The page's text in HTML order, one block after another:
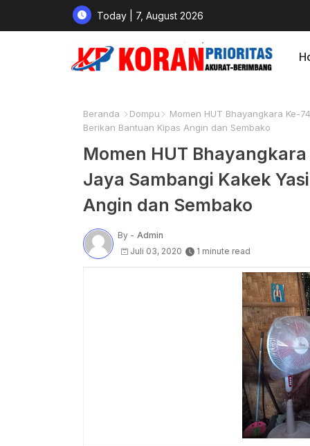
Today | 7, August 2026
Beranda Dompu
Momen HUT Bhayangkara Ke-
Berikan Bantuan Kipas Angin dan Sembako
Momen HUT
Jaya Sambangi Kakek
Angin dan Sembako
By - Admin
Juli 03, 2020
1 minute read